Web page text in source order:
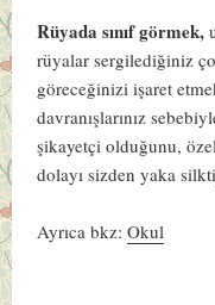
Rüyada sınıf görmek,
rüyalar sergilediğiniz
göreceğinizi işaret
davranışlarınız
şikayetçi olduğunu,
dolayı sizden yaka
Ayrıca bkz:Okul